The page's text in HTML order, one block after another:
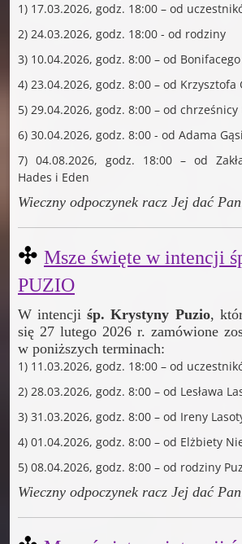
1) 17.03.2026, godz. 18:00 – od
2) 24.03.2026, godz. 18:00 - od rodziny
3) 10.04.2026, godz. 8:00 – od
4) 23.04.2026, godz. 8:00 – od
5) 29.04.2026, godz. 8:00 – od
6) 30.04.2026, godz. 8:00 - od Adama
7) 04.08.2026, godz. 18:00 – od
Hades i Eden
Wieczny odpoczynek racz Jej dać
✣ Msze święte w intencji
PUZIO
W intencjiśp. Krystyny Puzio,
się 27 lutego 2026 r. zamówione
w poniższych terminach:
1) 11.03.2026, godz. 18:00 – od
2) 28.03.2026, godz. 8:00 – od Lesława
3) 31.03.2026, godz. 8:00 – od Ireny
4) 01.04.2026, godz. 8:00 – od Elżbiety
5) 08.04.2026, godz. 8:00 – od rodziny
Wieczny odpoczynek racz Jej dać